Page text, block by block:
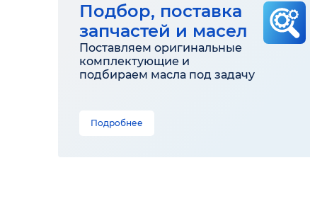
Подбор, поставка
запчастей и масел
Поставляем оригинальные
комплектующие и
подбираем масла под задачу
Подробнее